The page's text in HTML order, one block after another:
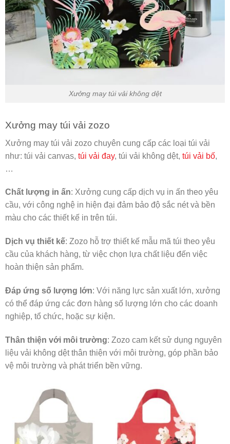
Xưởng may túi vải không dệt
Xưởng may túi vải zozo
Xưởng may túi vải zozo chuyên cung cấp các loại túi vải
như: túi vải canvas, túi vải đay, túi vải không dệt, túi vải bố,
…
Chất lượng in ấn: Xưởng cung cấp dịch vụ in ấn theo yêu
cầu, với công nghệ in hiện đại đảm bảo độ sắc nét và bền
màu cho các thiết kế in trên túi.
Dịch vụ thiết kế: Zozo hỗ trợ thiết kế mẫu mã túi theo yêu
cầu của khách hàng, từ việc chọn lựa chất liệu đến việc
hoàn thiện sản phẩm.
Đáp ứng số lượng lớn: Với năng lực sản xuất lớn, xưởng
có thể đáp ứng các đơn hàng số lượng lớn cho các doanh
nghiệp, tổ chức, hoặc sự kiện.
Thân thiện với môi trường: Zozo cam kết sử dụng nguyên
liệu vải không dệt thân thiện với môi trường, góp phần bảo
vệ môi trường và phát triển bền vững.